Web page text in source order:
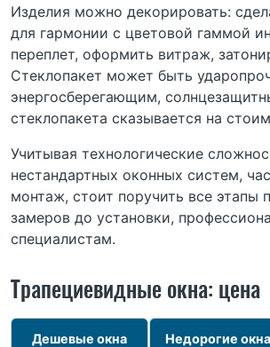
Изделия можно декорировать:
для гармонии с цветовой гаммой
переплет, оформить витраж,
Стеклопакет может быть
энергосберегающим,
стеклопакета сказывается на
Учитывая технологические
нестандартных оконных систем,
монтаж, стоит поручить все этапы
замеров до установки,
специалистам.
Трапециевидные окна: цена
Дешевые окна Недорогие окна